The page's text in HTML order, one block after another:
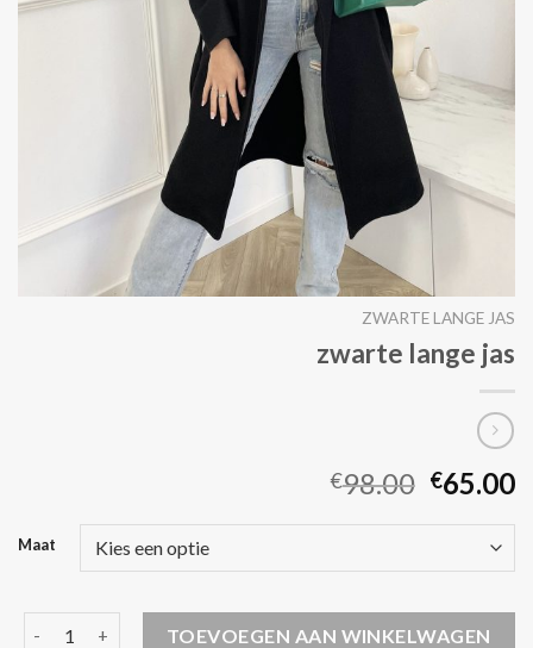
ZWARTE LANGE JAS
zwarte lange jas
€98.00 €65.00
Maat
TOEVOEGEN AAN WINKELWAGEN